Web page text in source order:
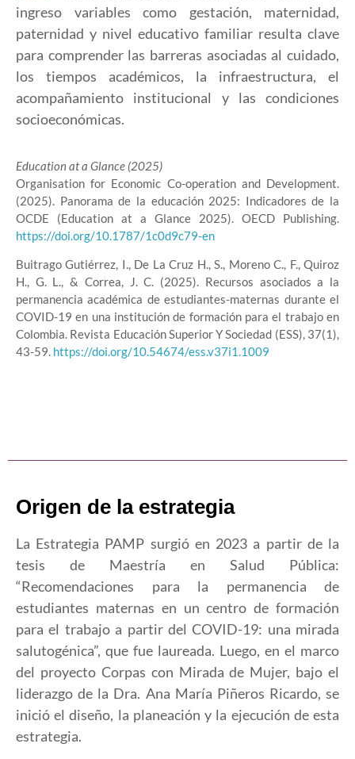
ingreso variables como gestación, maternidad,
paternidad y nivel educativo familiar resulta clave
para comprender las barreras asociadas al cuidado,
los tiempos académicos, la infraestructura, el
acompañamiento institucional y las condiciones
socioeconómicas.
Education at a Glance (2025)
Organisation for Economic Co-operation and Development.
(2025). Panorama de la educación 2025: Indicadores de la
OCDE (Education at a Glance 2025). OECD Publishing.
https://doi.org/10.1787/1c0d9c79-en
Buitrago Gutiérrez, I., De La Cruz H., S., Moreno C., F., Quiroz
H., G. L., & Correa, J. C. (2025). Recursos asociados a la
permanencia académica de estudiantes-maternas durante el
COVID-19 en una institución de formación para el trabajo en
Colombia. Revista Educación Superior Y Sociedad (ESS), 37(1),
43-59. https://doi.org/10.54674/ess.v37i1.1009
Origen de la estrategia
La Estrategia PAMP surgió en 2023 a partir de la
tesis de Maestría en Salud Pública:
“Recomendaciones para la permanencia de
estudiantes maternas en un centro de formación
para el trabajo a partir del COVID-19: una mirada
salutogénica”, que fue laureada. Luego, en el marco
del proyecto Corpas con Mirada de Mujer, bajo el
liderazgo de la Dra. Ana María Piñeros Ricardo, se
inició el diseño, la planeación y la ejecución de esta
estrategia.